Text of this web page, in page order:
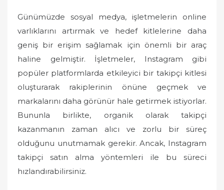
Günümüzde sosyal medya, işletmelerin online
varlıklarını artırmak ve hedef kitlelerine daha
geniş bir erişim sağlamak için önemli bir araç
haline gelmiştir. İşletmeler, Instagram gibi
popüler platformlarda etkileyici bir takipçi kitlesi
oluşturarak rakiplerinin önüne geçmek ve
markalarını daha görünür hale getirmek istiyorlar.
Bununla birlikte, organik olarak takipçi
kazanmanın zaman alıcı ve zorlu bir süreç
olduğunu unutmamak gerekir. Ancak, Instagram
takipçi satın alma yöntemleri ile bu süreci
hızlandırabilirsiniz.